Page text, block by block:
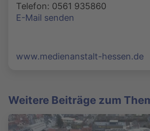
Telefon: 0561 935860
E-Mail senden
www.medienanstalt-hessen.de
Weitere Beiträge zum